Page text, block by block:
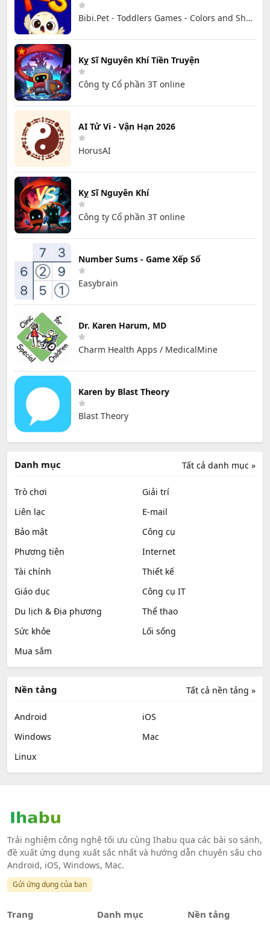
Bibi.Pet - Toddlers Games - Colors and Shapes
Kỵ Sĩ Nguyên Khí Tiền Truyện
Công ty Cổ phần 3T online
AI Tử Vi - Vận Hạn 2026
HorusAI
Kỵ Sĩ Nguyên Khí
Công ty Cổ phần 3T online
Number Sums - Game Xếp Số
Easybrain
Dr. Karen Harum, MD
Charm Health Apps / MedicalMine
Karen by Blast Theory
Blast Theory
Tất cả danh mục »
Danh mục
Trò chơi
Giải trí
Liên lạc
E-mail
Bảo mật
Công cụ
Phương tiện
Internet
Tài chính
Thiết kế
Giáo dục
Công cụ IT
Du lịch & Địa phương
Thể thao
Sức khỏe
Lối sống
Mua sắm
Tất cả nền tảng »
Nền tảng
Android
iOS
Windows
Mac
Linux
Trải nghiệm công nghệ tối ưu cùng Ihabu qua các bài so sánh,
đề xuất ứng dụng xuất sắc nhất và hướng dẫn chuyên sâu cho
Android, iOS, Windows, Mac.
Gửi ứng dụng của bạn
Trang Danh mục Nền tảng